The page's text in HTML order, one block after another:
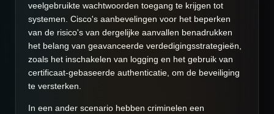
veelgebruikte wachtwoorden toegang te krijgen tot
systemen. Cisco's aanbevelingen voor het beperken
van de risico's van dergelijke aanvallen benadrukken
het belang van geavanceerde verdedigingsstrategieën,
zoals het inschakelen van logging en het gebruik van
certificaat-gebaseerde authenticatie, om de beveiliging
te versterken.
In een ander scenario hebben criminelen een